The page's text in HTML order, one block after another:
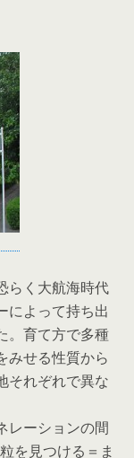
らく大航海時代
によって持ち出
。育て方で多種
みせる性質から
それぞれで異な
レーションの間
を見つける＝ま